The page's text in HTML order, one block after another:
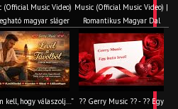
(Official Music Video)
magyar sláger
Music (Official Music Video) |
Romantikus Magyar Dal
kell, hogy válaszolj…”
?? Gerry Music ?? - ?? Egy